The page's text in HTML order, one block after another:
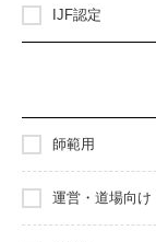
IJF認定
師範用
運営・道場向け